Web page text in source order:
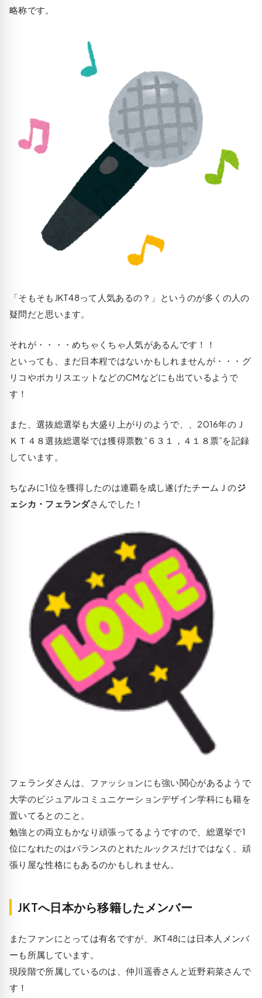
略称です。
「そもそもJKT48って人気あるの？」というのが多くの人の
疑問だと思います。
それが・・・・めちゃくちゃ人気があるんです！！
といっても、まだ日本程ではないかもしれませんが・・・グ
リコやポカリスエットなどのCMなどにも出ているようで
す！
また、選抜総選挙も大盛り上がりのようで、、2016年のＪ
ＫＴ４８選抜総選挙では獲得票数”６３１，４１８票”を記録
しています。
ちなみに1位を獲得したのは連覇を成し遂げたチームＪのジ
ェシカ・フェランダさんでした！
フェランダさんは、ファッションにも強い関心があるようで
大学のビジュアルコミュニケーションデザイン学科にも籍を
置いてるとのこと。
勉強との両立もかなり頑張ってるようですので、総選挙で1
位になれたのはバランスのとれたルックスだけではなく、頑
張り屋な性格にもあるのかもしれません。
JKTへ日本から移籍したメンバー
またファンにとっては有名ですが、JKT48には日本人メンバ
ーも所属しています。
現段階で所属しているのは、仲川遥香さんと近野莉菜さんで
す！